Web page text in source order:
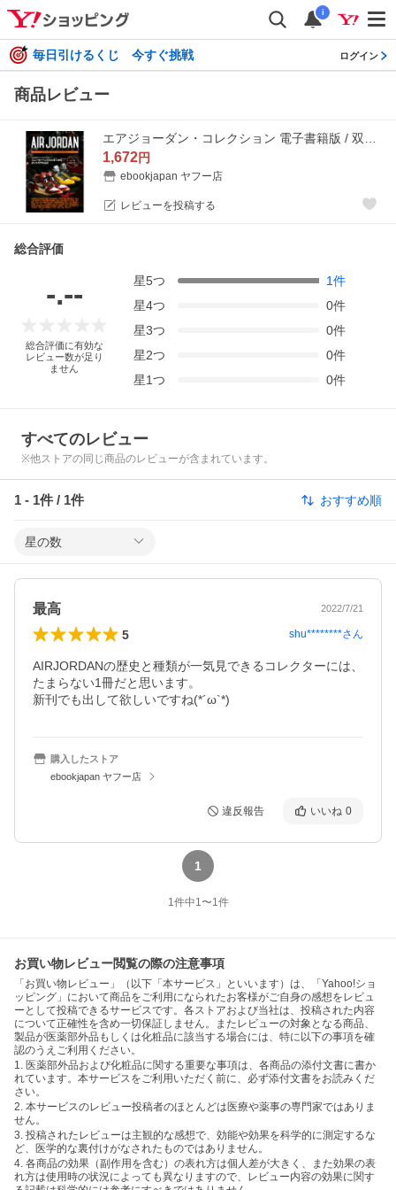
i
毎日引けるくじ 今すぐ挑戦 ログイン
商品レビュー
1,672円
ebookjapan ヤフー店
レビューを投稿する
総合評価
-.--
総合評価に有効な
レビュー数が足り
ません
星5つ 1件
星4つ 0件
星3つ 0件
星2つ 0件
星1つ 0件
すべてのレビュー
※他ストアの同じ商品のレビューが含まれています。
1 - 1件 / 1件 おすすめ順
星の数
最高 2022/7/21
5 shu********さん
AIRJORDANの歴史と種類が一気見できるコレクターには、
たまらない1冊だと思います。
新刊でも出して欲しいですね(*´ω`*)
購入したストア
ebookjapan ヤフー店
違反報告 いいね 0
1
1件中1〜1件
お買い物レビュー閲覧の際の注意事項
「お買い物レビュー」（以下「本サービス」といいます）は、「Yahoo!ショ
ッピング」において商品をご利用になられたお客様がご自身の感想をレビュ
ーとして投稿できるサービスです。各ストアおよび当社は、投稿された内容
について正確性を含め一切保証しません。またレビューの対象となる商品、
製品が医薬部外品もしくは化粧品に該当する場合には、特に以下の事項を確
認のうえご利用ください。
1. 医薬部外品および化粧品に関する重要な事項は、各商品の添付文書に書か
れています。本サービスをご利用いただく前に、必ず添付文書をお読みくだ
さい。
2. 本サービスのレビュー投稿者のほとんどは医療や薬事の専門家ではありま
せん。
3. 投稿されたレビューは主観的な感想で、効能や効果を科学的に測定するな
ど、医学的な裏付けがなされたものではありません。
4. 各商品の効果（副作用を含む）の表れ方は個人差が大きく、また効果の表
れ方は使用時の状況によっても異なりますので、レビュー内容の効果に関す